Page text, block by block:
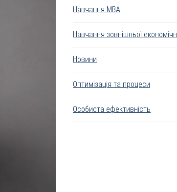
Навчання MBA
Навчання зовнішньої
Новини
Оптимізація та процеси
Особиста ефективність